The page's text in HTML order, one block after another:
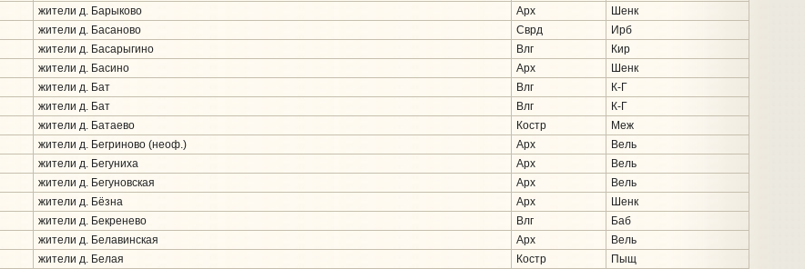
жители д. Барыково Арх
Шенк
жители д. Басаново Сврд
Ирб
жители д. Басарыгино Влг
Кир
жители д. Басино Арх
Шенк
жители д. Бат Влг
К-Г
жители д. Бат Влг
К-Г
жители д. Батаево Костр
Меж
жители д. Бегриново (неоф.) Арх
Вель
жители д. Бегуниха Арх
Вель
жители д. Бегуновская Арх
Вель
жители д. Бёзна Арх
Шенк
жители д. Бекренево Влг
Баб
жители д. Белавинская Арх
Вель
жители д. Белая Костр Пыщ